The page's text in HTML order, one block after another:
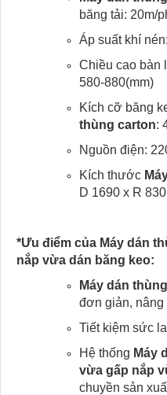
băng tải: 20m/
Áp suất khí
Chiều cao bàn
580-880(mm)
Kích cỡ băng
thùng carton:
Nguồn điện:
Kích thước
D 1690 x R
*Ưu điểm của Máy dán
nắp vừa dán băng keo:
Máy dán
đơn giản, nâng
Tiết kiệm sức
Hệ thống Máy
vừa gấp nắp
chuyền sản